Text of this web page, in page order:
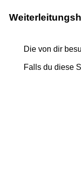
Die von dir
Falls du diese